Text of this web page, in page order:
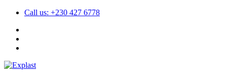
Call us: +230 427 6778